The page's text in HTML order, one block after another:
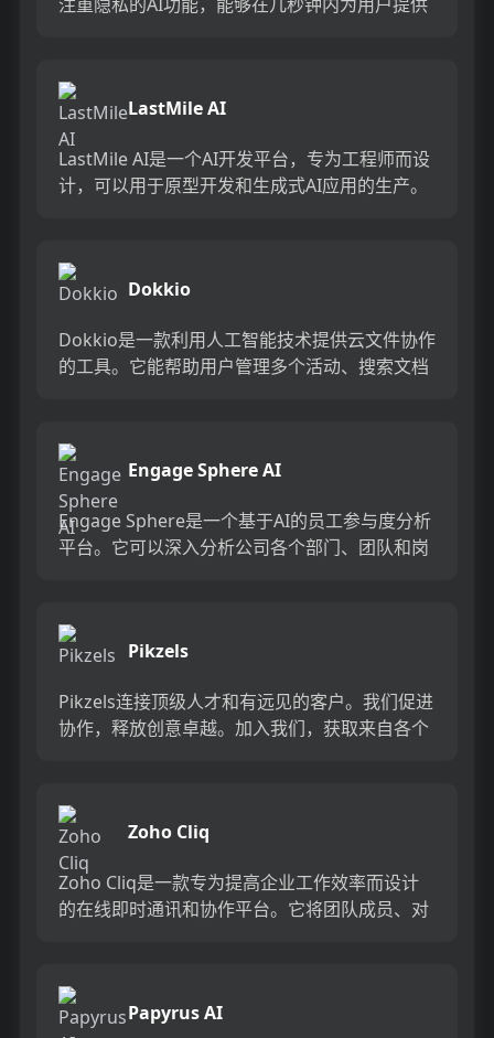
LastMile AI
LastMile AI是一个AI开发平台，专为工程师而设
计，可以用于原型开发和生成式AI应用的生产。
Dokkio
Dokkio是一款利用人工智能技术提供云文件协作
的工具。它能帮助用户管理多个活动、搜索文档
Engage Sphere AI
Engage Sphere是一个基于AI的员工参与度分析
平台。它可以深入分析公司各个部门、团队和岗
Pikzels
Pikzels连接顶级人才和有远见的客户。我们促进
协作，释放创意卓越。加入我们，获取来自各个
Zoho Cliq
Zoho Cliq是一款专为提高企业工作效率而设计
的在线即时通讯和协作平台。它将团队成员、对
Papyrus AI